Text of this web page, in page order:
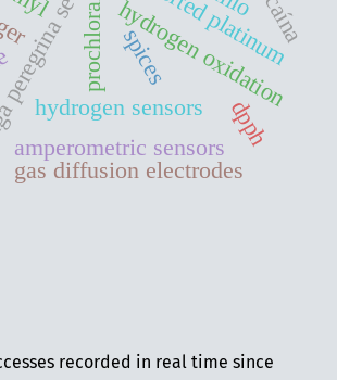
seeds oil
prochloraz
hydrogen sensors
amperometric sensors
gas diffusion electrodes
hydrogen oxidation
spices
dpph
recorded in real time since